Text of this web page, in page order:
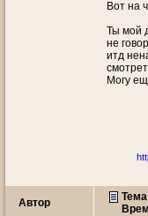
Вот на
Ты мой
не
итд
Могу
Автор Тема